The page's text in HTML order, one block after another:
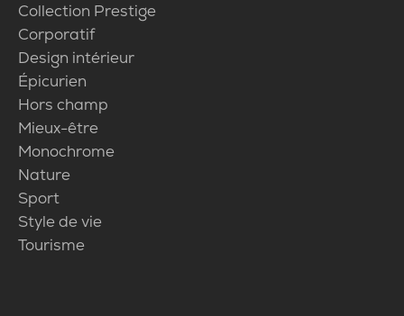
Collection Prestige
Corporatif
Design intérieur
Épicurien
Hors champ
Mieux-être
Monochrome
Nature
Sport
Style de vie
Tourisme